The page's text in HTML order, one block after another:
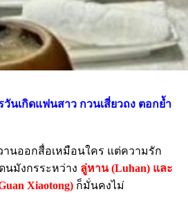
นเกิดแฟนสาว กวนเสี่ยวถง ตอกย้ำ
นออกสื่อเหมือนใคร แต่ความรัก
นมังกรระหว่าง ลู่หาน (Luhan) และ
Xiaotong) ก็มั่นคงไม่